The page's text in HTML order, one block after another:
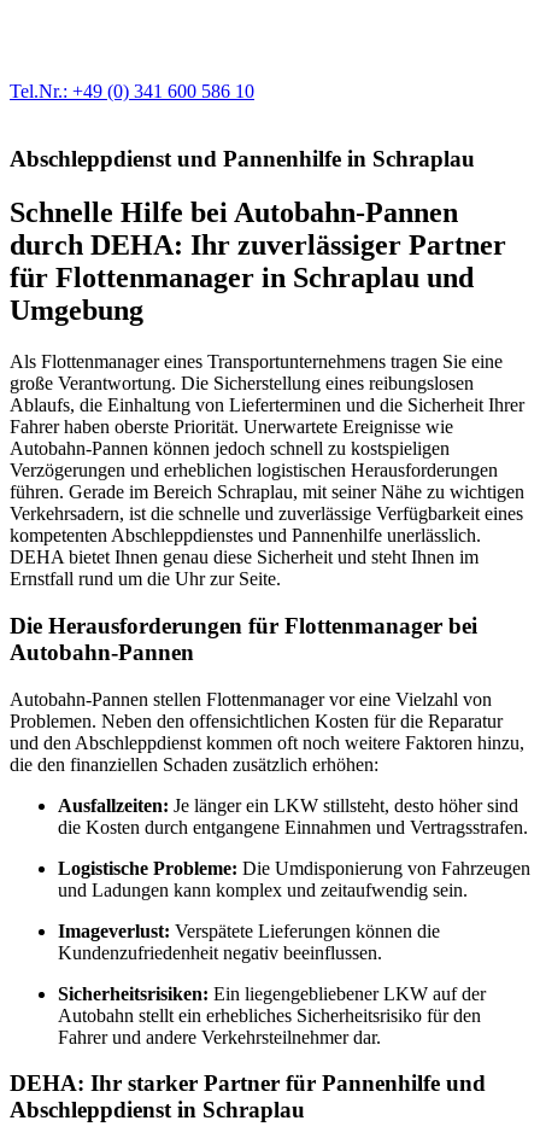
Tel.Nr.: +49 (0) 341 600 586 10
Abschleppdienst und Pannenhilfe in Schraplau
Schnelle Hilfe bei Autobahn-Pannen
durch DEHA: Ihr zuverlässiger Partner
für Flottenmanager in Schraplau und
Umgebung
Als Flottenmanager eines Transportunternehmens tragen Sie eine
große Verantwortung. Die Sicherstellung eines reibungslosen
Ablaufs, die Einhaltung von Lieferterminen und die Sicherheit Ihrer
Fahrer haben oberste Priorität. Unerwartete Ereignisse wie
Autobahn-Pannen können jedoch schnell zu kostspieligen
Verzögerungen und erheblichen logistischen Herausforderungen
führen. Gerade im Bereich Schraplau, mit seiner Nähe zu wichtigen
Verkehrsadern, ist die schnelle und zuverlässige Verfügbarkeit eines
kompetenten Abschleppdienstes und Pannenhilfe unerlässlich.
DEHA bietet Ihnen genau diese Sicherheit und steht Ihnen im
Ernstfall rund um die Uhr zur Seite.
Die Herausforderungen für Flottenmanager bei
Autobahn-Pannen
Autobahn-Pannen stellen Flottenmanager vor eine Vielzahl von
Problemen. Neben den offensichtlichen Kosten für die Reparatur
und den Abschleppdienst kommen oft noch weitere Faktoren hinzu,
die den finanziellen Schaden zusätzlich erhöhen:
Ausfallzeiten: Je länger ein LKW stillsteht, desto höher sind
die Kosten durch entgangene Einnahmen und Vertragsstrafen.
Logistische Probleme: Die Umdisponierung von Fahrzeugen
und Ladungen kann komplex und zeitaufwendig sein.
Imageverlust: Verspätete Lieferungen können die
Kundenzufriedenheit negativ beeinflussen.
Sicherheitsrisiken: Ein liegengebliebener LKW auf der
Autobahn stellt ein erhebliches Sicherheitsrisiko für den
Fahrer und andere Verkehrsteilnehmer dar.
DEHA: Ihr starker Partner für Pannenhilfe und
Abschleppdienst in Schraplau